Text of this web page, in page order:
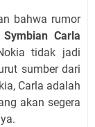
bahwa rumor
Symbian Carla
tidak jadi
sumber dari
Carla adalah
akan segera